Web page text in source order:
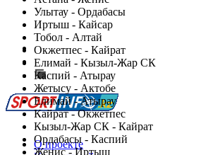
Улытау - Ордабасы
Иртыш - Кайсар
Тобол - Алтай
Окжетпес - Кайрат
Елимай - Кызыл-Жар СК
Каспий - Атырау
Жетысу - Актобе
Елимай - Атырау
Кайрат - Окжетпес
Кызыл-Жар СК - Кайрат
Ордабасы - Каспий
Женис - Иртыш
Есть идея?
Сообщить о мероприятии
Перейти на старый сайт
О проекте